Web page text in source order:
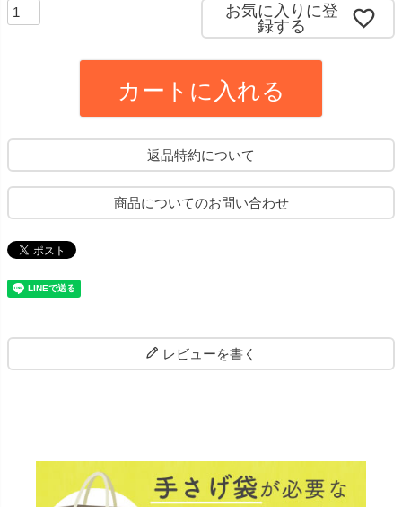
お気に入りに登
録する
カートに入れる
返品特約について
商品についてのお問い合わせ
レビューを書く